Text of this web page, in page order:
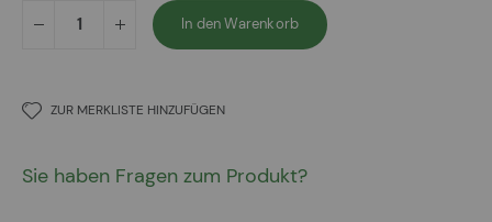
In den Warenkorb
ZUR MERKLISTE HINZUFÜGEN
Sie haben Fragen zum Produkt?